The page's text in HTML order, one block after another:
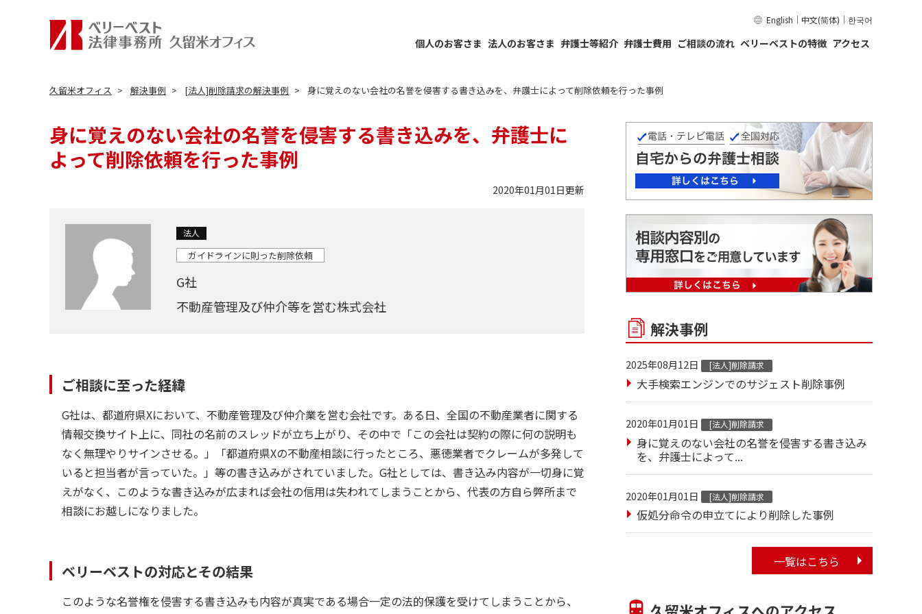
English ｜ 中文(简体) ｜ 한국어
個人のお客さま 法人のお客さま 弁護士等紹介 弁護士費用 ご相談の流れ ベリーベストの特徴 アクセス
久留米オフィス 解決事例 [法人]削除請求の解決事例 身に覚えのない会社の名誉を侵害する書き込みを、弁護士によって削除依頼を行った事例
身に覚えのない会社の名誉を侵害する書き込みを、弁護士に
よって削除依頼を行った事例
2020年01月01日更新
法人
ガイドラインに則った削除依頼
G社
不動産管理及び仲介等を営む株式会社
ご相談に至った経緯
G社は、都道府県Xにおいて、不動産管理及び仲介業を営む会社です。ある日、全国の不動産業者に関する
情報交換サイト上に、同社の名前のスレッドが立ち上がり、その中で「この会社は契約の際に何の説明も
なく無理やりサインさせる。」「都道府県Xの不動産相談に行ったところ、悪徳業者でクレームが多発して
いると担当者が言っていた。」等の書き込みがされていました。G社としては、書き込み内容が一切身に覚
えがなく、このような書き込みが広まれば会社の信用は失われてしまうことから、代表の方自ら弊所まで
相談にお越しになりました。
ベリーベストの対応とその結果
このような名誉権を侵害する書き込みも内容が真実である場合一定の法的保護を受けてしまうことから、
解決事例
2025年08月12日 [法人]削除請求
大手検索エンジンでのサジェスト削除事例
2020年01月01日 [法人]削除請求
身に覚えのない会社の名誉を侵害する書き込み
を、弁護士によって...
2020年01月01日 [法人]削除請求
仮処分命令の申立てにより削除した事例
一覧はこちら